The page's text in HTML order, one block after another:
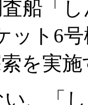
船「
ット6
索を実
、「し